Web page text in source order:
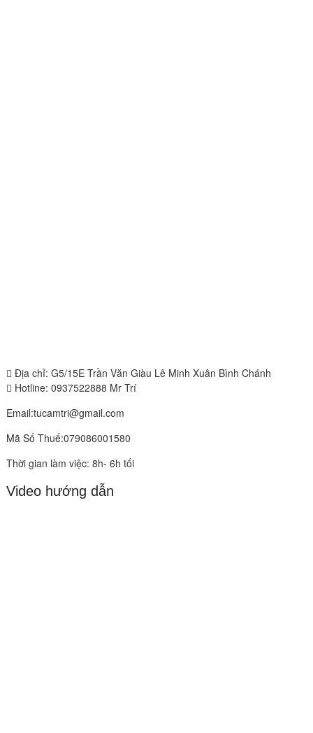
Địa chỉ: G5/15E Trần Văn Giàu Lê Minh Xuân Bình Chánh
Hotline: 0937522888 Mr Trí
Email:tucamtri@gmail.com
Mã Số Thuế:079086001580
Thời gian làm việc: 8h- 6h tối
Video hướng dẫn